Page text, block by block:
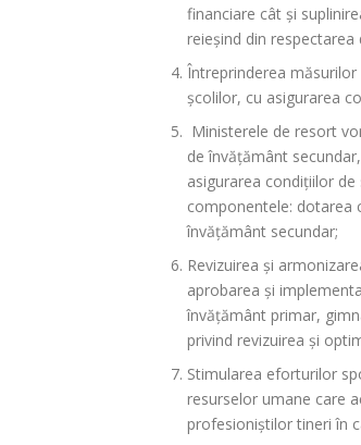
financiare cât și
reieșind din
Întreprinderea
școlilor, cu asigurarea
Ministerele de resort
de învățământ
asigurarea condițiilor
componentele: dotarea
învățământ secundar;
Revizuirea și
aprobarea şi
învățământ primar,
privind revizuirea și
Stimularea eforturilor
resurselor umane care
profesioniștilor tineri în